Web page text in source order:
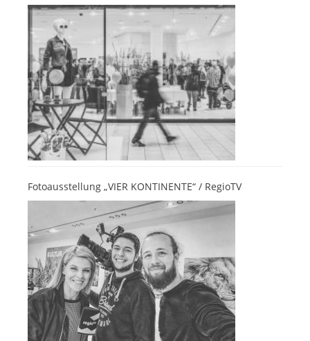
Fotoausstellung „VIER KONTINENTE“ / RegioTV